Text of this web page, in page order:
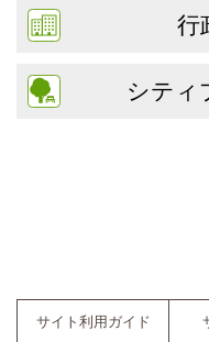
行
シティ
サイト利用ガイド